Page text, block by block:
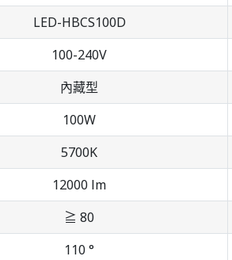
LED-HBCS100D
100-240V
內藏型
100W
5700K
12000 lm
≧ 80
110 °